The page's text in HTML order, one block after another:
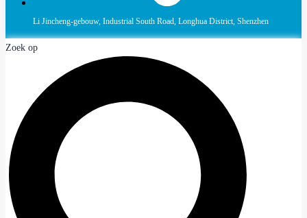
Li Jincheng-gebouw, Industrial South Road, Longhua District, Shenzhen
Zoek op